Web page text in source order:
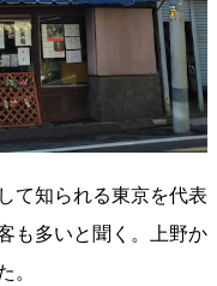
て知られる東京を代表
も多いと聞く。上野か
。